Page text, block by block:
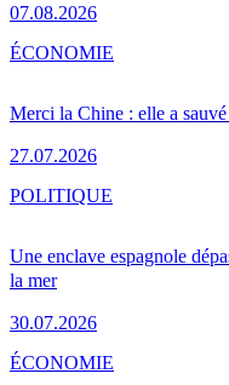
07.08.2026
Merci la Chine : elle a
27.07.2026
ÉCONOMIE
Une enclave espagnole
la mer
30.07.2026
POLITIQUE
ÉCONOMIE